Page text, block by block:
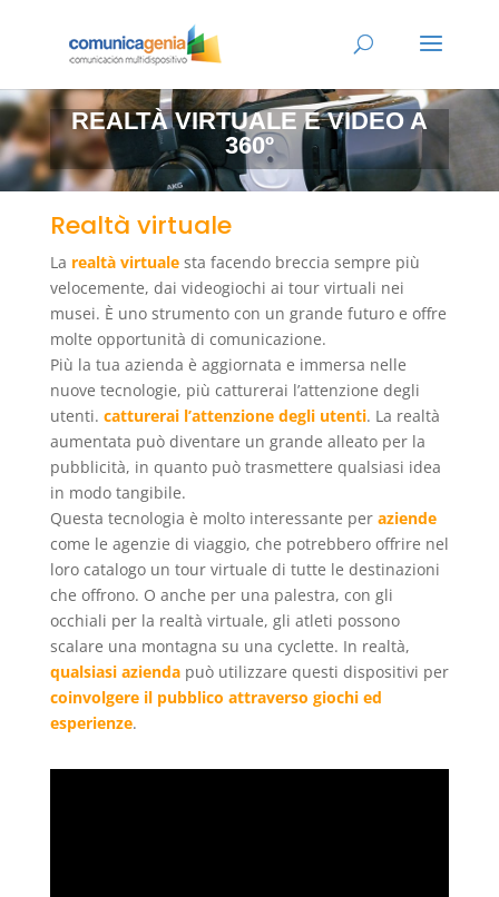
REALTÀ VIRTUALE E VIDEO A
360º
Realtà virtuale
La realtà virtualesta facendo breccia sempre più
velocemente, dai videogiochi ai tour virtuali nei
musei. È uno strumento con un grande futuro e offre
molte opportunità di comunicazione.
Più la tua azienda è aggiornata e immersa nelle
nuove tecnologie, più catturerai l’attenzione degli
utenti. catturerai l’attenzione degli utenti. La realtà
aumentata può diventare un grande alleato per la
pubblicità, in quanto può trasmettere qualsiasi idea
in modo tangibile.
Questa tecnologia è molto interessante per aziende
come le agenzie di viaggio, che potrebbero offrire nel
loro catalogo un tour virtuale di tutte le destinazioni
che offrono. O anche per una palestra, con gli
occhiali per la realtà virtuale, gli atleti possono
scalare una montagna su una cyclette. In realtà,
qualsiasi aziendapuò utilizzare questi dispositivi per
coinvolgere il pubblico attraverso giochi ed
esperienze.